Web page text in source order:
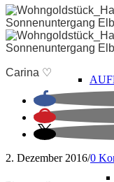
Carina ♡
2. Dezember 2016/0